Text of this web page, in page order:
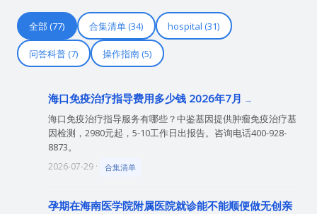
全部 (77) 合集清单 (34) hospital (31)
问答科普 (7) 操作指南 (5)
海口免疫治疗指导费用多少钱 2026年7月
海口免疫治疗指导服务有哪些？中鉴基因提供肿瘤免疫治疗基
因检测，2980元起，5-10工作日出报告。咨询电话400-928-
8873。
2026-07-29 · 合集清单
孕期在海南医学院附属医院就诊能不能顺便做无创亲